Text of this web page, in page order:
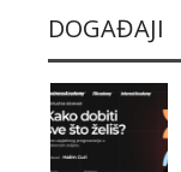
DOGAĐAJI